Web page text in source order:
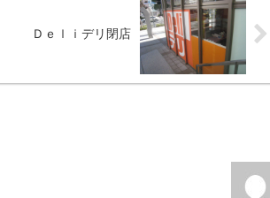
Ｄｅｌｉデリ閉店